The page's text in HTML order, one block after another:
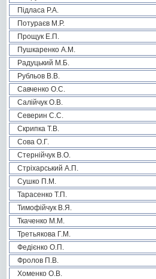
Підласа Р.А.
Потураєв М.Р.
Прощук Е.П.
Пушкаренко А.М.
Радуцький М.Б.
Рубльов В.В.
Савченко О.С.
Салійчук О.В.
Северин С.С.
Скрипка Т.В.
Сова О.Г.
Стернійчук В.О.
Стріхарський А.П.
Сушко П.М.
Тарасенко Т.П.
Тимофійчук В.Я.
Ткаченко М.М.
Третьякова Г.М.
Федієнко О.П.
Фролов П.В.
Хоменко О.В.